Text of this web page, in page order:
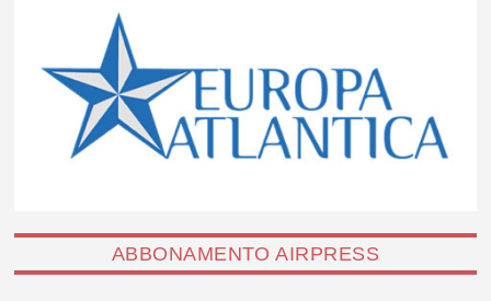
ABBONAMENTO AIRPRESS